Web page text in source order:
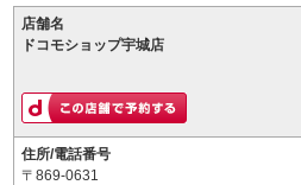
店舗名
ドコモショップ宇城店
住所/電話番号
〒869-0631